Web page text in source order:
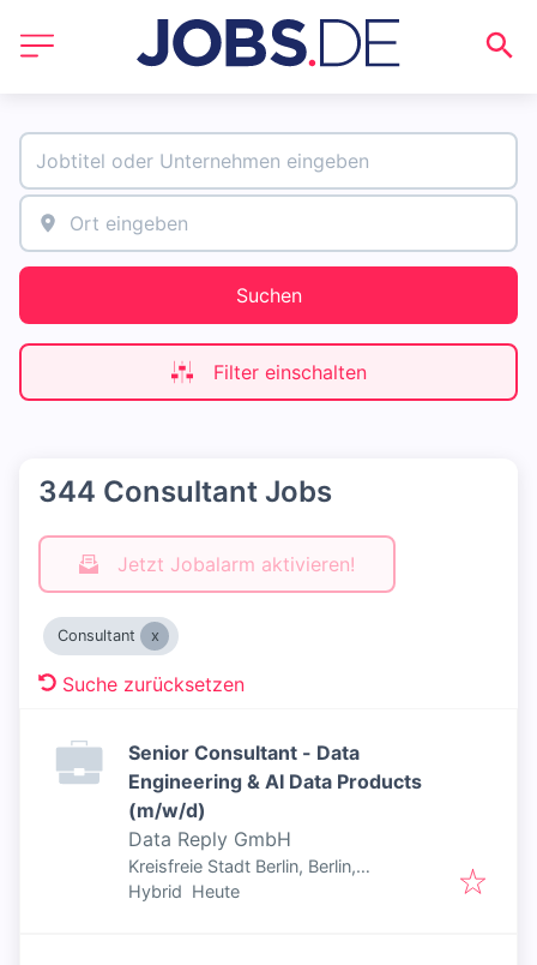
Suchen
Filter einschalten
344 Consultant Jobs
Jetzt Jobalarm aktivieren!
Consultant
Suche zurücksetzen
Senior Consultant - Data
Engineering & AI Data Products
(m/w/d)
Data Reply GmbH
Kreisfreie Stadt Berlin, Berlin,
Deutschland
Hybrid Veröffentlicht
Heute